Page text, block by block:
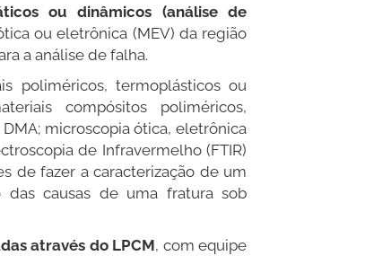
ou dinâmicos (análise de
ou eletrônica (MEV) da região
a análise de falha.
poliméricos, termoplásticos ou
compósitos poliméricos,
microscopia ótica, eletrônica
de Infravermelho (FTIR)
de fazer a caracterização de um
das causas de uma fratura sob
através do LPCM, com equipe